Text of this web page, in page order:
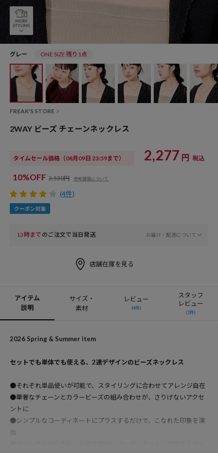
グレー ONE SIZE 残り1点
FREAK'S STORE
2WAY ビーズ チェーンネックレス
タイムセール価格 （08月09日 23:59まで） 2,277 円 税込
10%OFF 2,530円 参考価格について
(4件)
13時まで のご注文で当日発送 お届け・配送について
店舗在庫を見る
アイテム
説明
サイズ・
素材
レビュー
(4件)
スタッフ
レビュー
(1件)
2026 Spring & Summer item
セットでも単体でも使える、2連デザインのビーズネックレス
●それぞれ単品使いが可能で、スタイリングに合わせてアレンジ自在
●華奢なチェーンとカラービーズの組み合わせが、さりげないアクセ
ントに
●シンプルなコーディネートにプラスするだけで、こなれた印象を演
出